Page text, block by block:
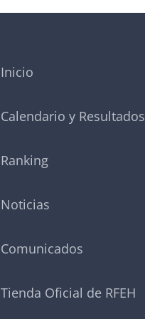
Inicio
Calendario y Resultados
Ranking
Noticias
Comunicados
Tienda Oficial de RFEH